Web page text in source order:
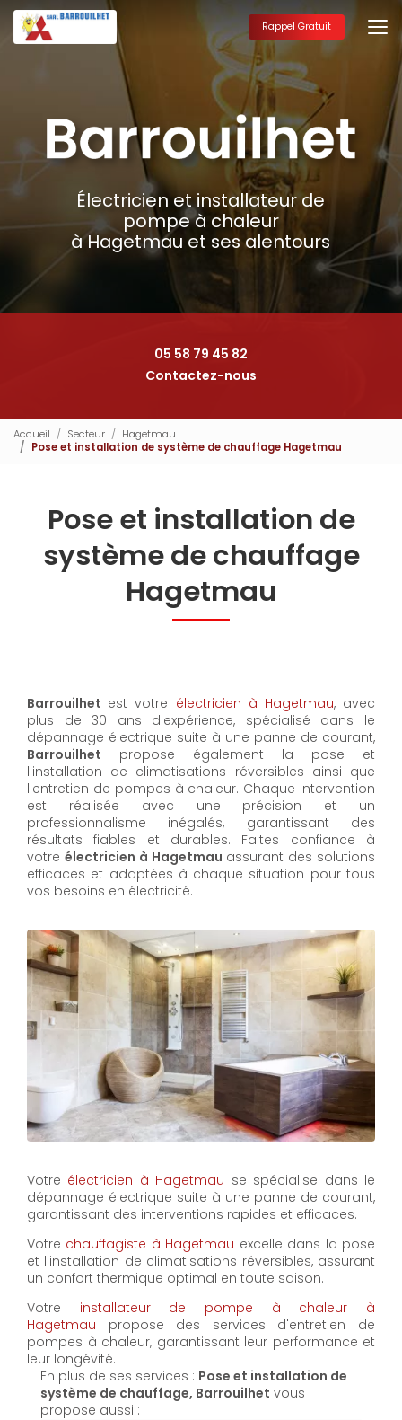
Aller
contenu
Rappel Gratuit
Électricien et installateur de
pompe à chaleur
à Hagetmau et ses alentours
05 58 79 45 82
Contactez-nous
Accueil Secteur
Hagetmau
Pose et installation de système de chauffage Hagetmau
Pose et installation de
système de chauffage
Hagetmau
Barrouilhet est votre électricien à Hagetmau, avec
plus de 30 ans d'expérience, spécialisé dans le
dépannage électrique suite à une panne de courant,
Barrouilhet propose également la pose et
l'installation de climatisations réversibles ainsi que
l'entretien de pompes à chaleur. Chaque intervention
est réalisée avec une précision et un
professionnalisme inégalés, garantissant des
résultats fiables et durables. Faites confiance à
votre électricien à Hagetmau assurant des solutions
efficaces et adaptées à chaque situation pour tous
vos besoins en électricité.
Votre électricien à Hagetmau se spécialise dans le
dépannage électrique suite à une panne de courant,
garantissant des interventions rapides et efficaces.
Votre chauffagiste à Hagetmau excelle dans la pose
et l'installation de climatisations réversibles, assurant
un confort thermique optimal en toute saison.
Votre installateur de pompe à chaleur à
Hagetmau propose des services d'entretien de
pompes à chaleur, garantissant leur performance et
leur longévité.
En plus de ses services : Pose et installation de
système de chauffage, Barrouilhet vous
propose aussi :